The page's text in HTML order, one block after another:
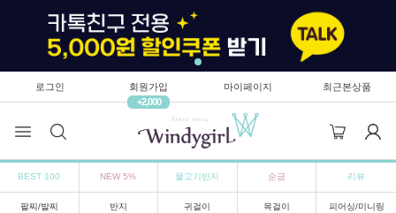
로그인
회원가입
+2,000
마이페이지 최근본상품
BEST 100 NEW 5% 물고기반지 순금 리뷰
팔찌/발찌 반지 귀걸이 목걸이 피어싱/미니링